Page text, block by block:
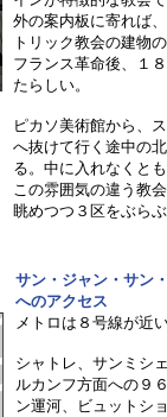
外の案内板に寄れば
トリック教会の建物
フランス革命後、１
たらしい。
ピカソ美術館から、
へ抜けて行く途中の
る。中に入れなくと
この雰囲気の違う教
眺めつつ３区をぶら
サン・ジャン・サン
へのアクセス
メトロは８号線が近
シャトレ、サンミシ
ルカンフ方面への９
ン運河、ビュットシ